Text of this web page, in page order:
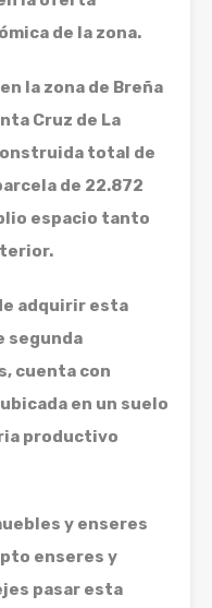
de la zona.
la zona de Breña
Cruz de La
total de
de 22.872
espacio tanto
adquirir esta
segunda
cuenta con
en un suelo
productivo
y enseres
enseres y
pasar esta